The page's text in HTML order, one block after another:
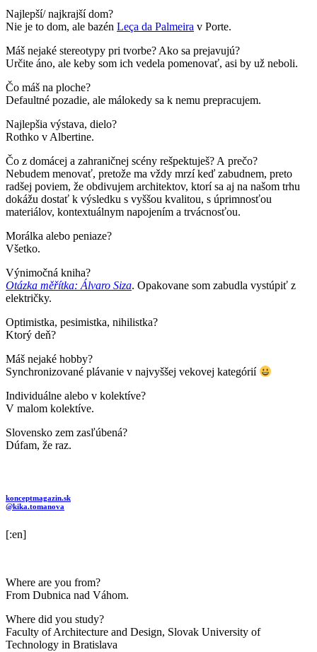
Najlepší/ najkrajší dom?
Nie je to dom, ale bazén Leça da Palmeira v Porte.
Máš nejaké stereotypy pri tvorbe? Ako sa prejavujú?
Určite áno, ale keby som ich vedela pomenovať, asi by už neboli.
Čo máš na ploche?
Defaultné pozadie, ale málokedy sa k nemu prepracujem.
Najlepšia výstava, dielo?
Rothko v Albertine.
Čo z domácej a zahraničnej scény rešpektuješ? A prečo?
Nebudem menovať, pretože ma vždy mrzí keď zabudnem, preto
radšej poviem, že obdivujem architektov, ktorí sa aj na našom trhu
dokážu dostať k výsledku s vyššou kvalitou, s úprimnosťou
materiálov, kontextuálnym napojením a trvácnosťou.
Morálka alebo peniaze?
Všetko.
Výnimočná kniha?
Otázka měřítka: Álvaro Siza. Opakovane som zabudla vystúpiť z
električky.
Optimistka, pesimistka, nihilistka?
Ktorý deň?
Máš nejaké hobby?
Synchronizované plávanie v najvyššej vekovej kategórií
Individuálne alebo v kolektíve?
V malom kolektíve.
Slovensko zem zasľúbená?
Dúfam, že raz.
konceptmagazin.sk
@kika.tomanova
[:en]
Where are you from?
From Dubnica nad Váhom.
Where did you study?
Faculty of Architecture and Design, Slovak University of
Technology in Bratislava